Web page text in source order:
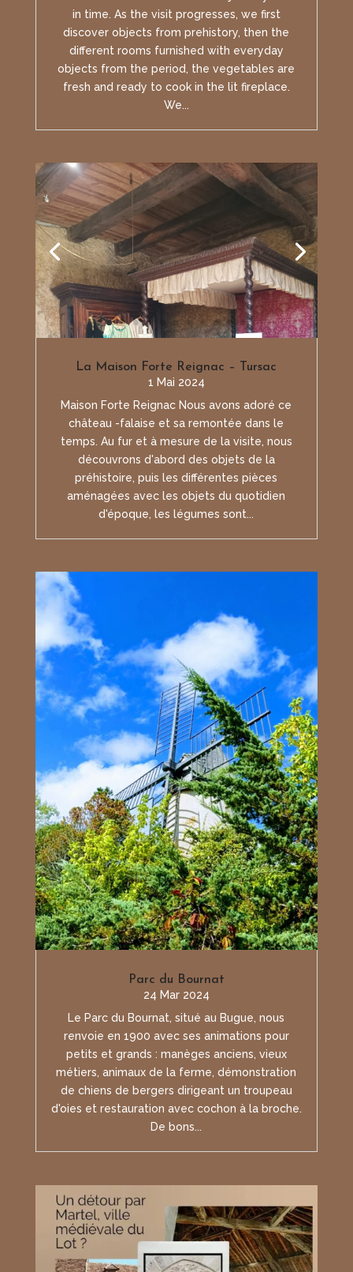
in time. As the visit progresses, we first
discover objects from prehistory, then the
different rooms furnished with everyday
objects from the period, the vegetables are
fresh and ready to cook in the lit fireplace.
We...
La Maison Forte Reignac – Tursac
1 Mai 2024
Maison Forte Reignac Nous avons adoré ce
château -falaise et sa remontée dans le
temps. Au fur et à mesure de la visite, nous
découvrons d'abord des objets de la
préhistoire, puis les différentes pièces
aménagées avec les objets du quotidien
d'époque, les légumes sont...
Parc du Bournat
24 Mar 2024
Le Parc du Bournat, situé au Bugue, nous
renvoie en 1900 avec ses animations pour
petits et grands : manèges anciens, vieux
métiers, animaux de la ferme, démonstration
de chiens de bergers dirigeant un troupeau
d'oies et restauration avec cochon à la broche.
De bons...